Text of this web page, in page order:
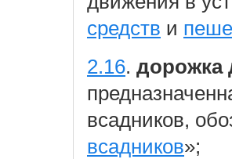
средств и
2.16. дорожка
всадников,
всадников»;